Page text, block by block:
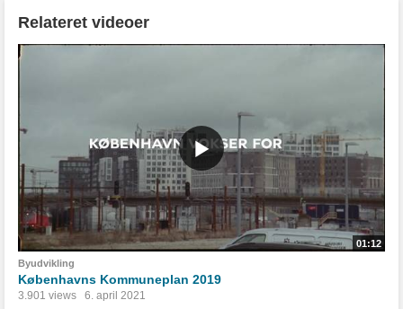
Relateret videoer
01:12
Byudvikling
Københavns Kommuneplan 2019
3.901 views 6. april 2021